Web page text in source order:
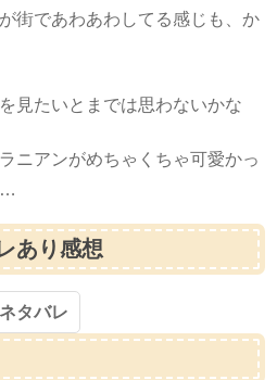
街であわあわしてる感じも、か
見たいとまでは思わないかな
ニアンがめちゃくちゃ可愛かっ
…
あり感想
ネタバレ